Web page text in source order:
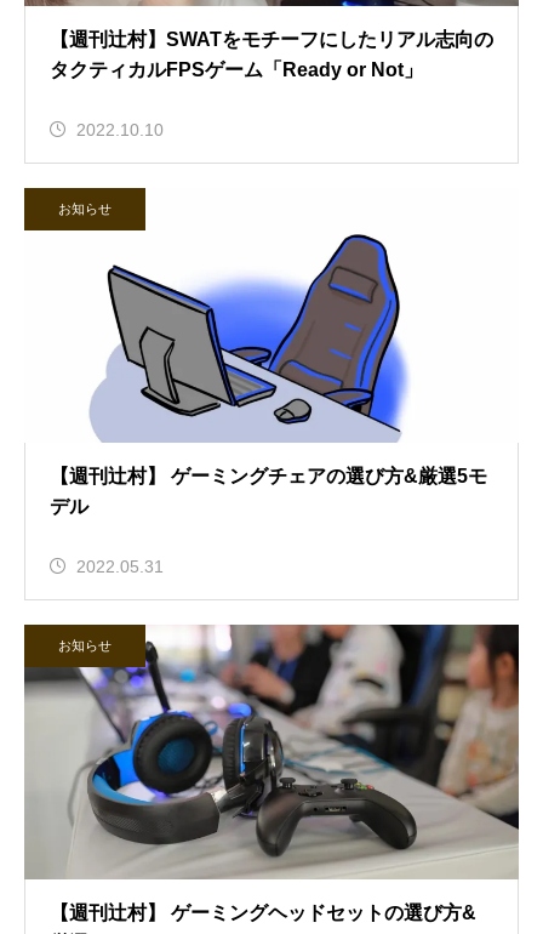
【週刊辻村】SWATをモチーフにしたリアル志向の
タクティカルFPSゲーム「Ready or Not」
2022.10.10
お知らせ
【週刊辻村】 ゲーミングチェアの選び方&厳選5モ
デル
2022.05.31
お知らせ
【週刊辻村】 ゲーミングヘッドセットの選び方&